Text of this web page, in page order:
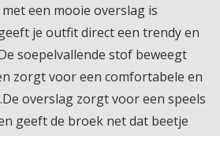
een mooie overslag is
je outfit direct een trendy en
soepelvallende stof beweegt
zorgt voor een comfortabele en
overslag zorgt voor een speels
geeft de broek net dat beetje